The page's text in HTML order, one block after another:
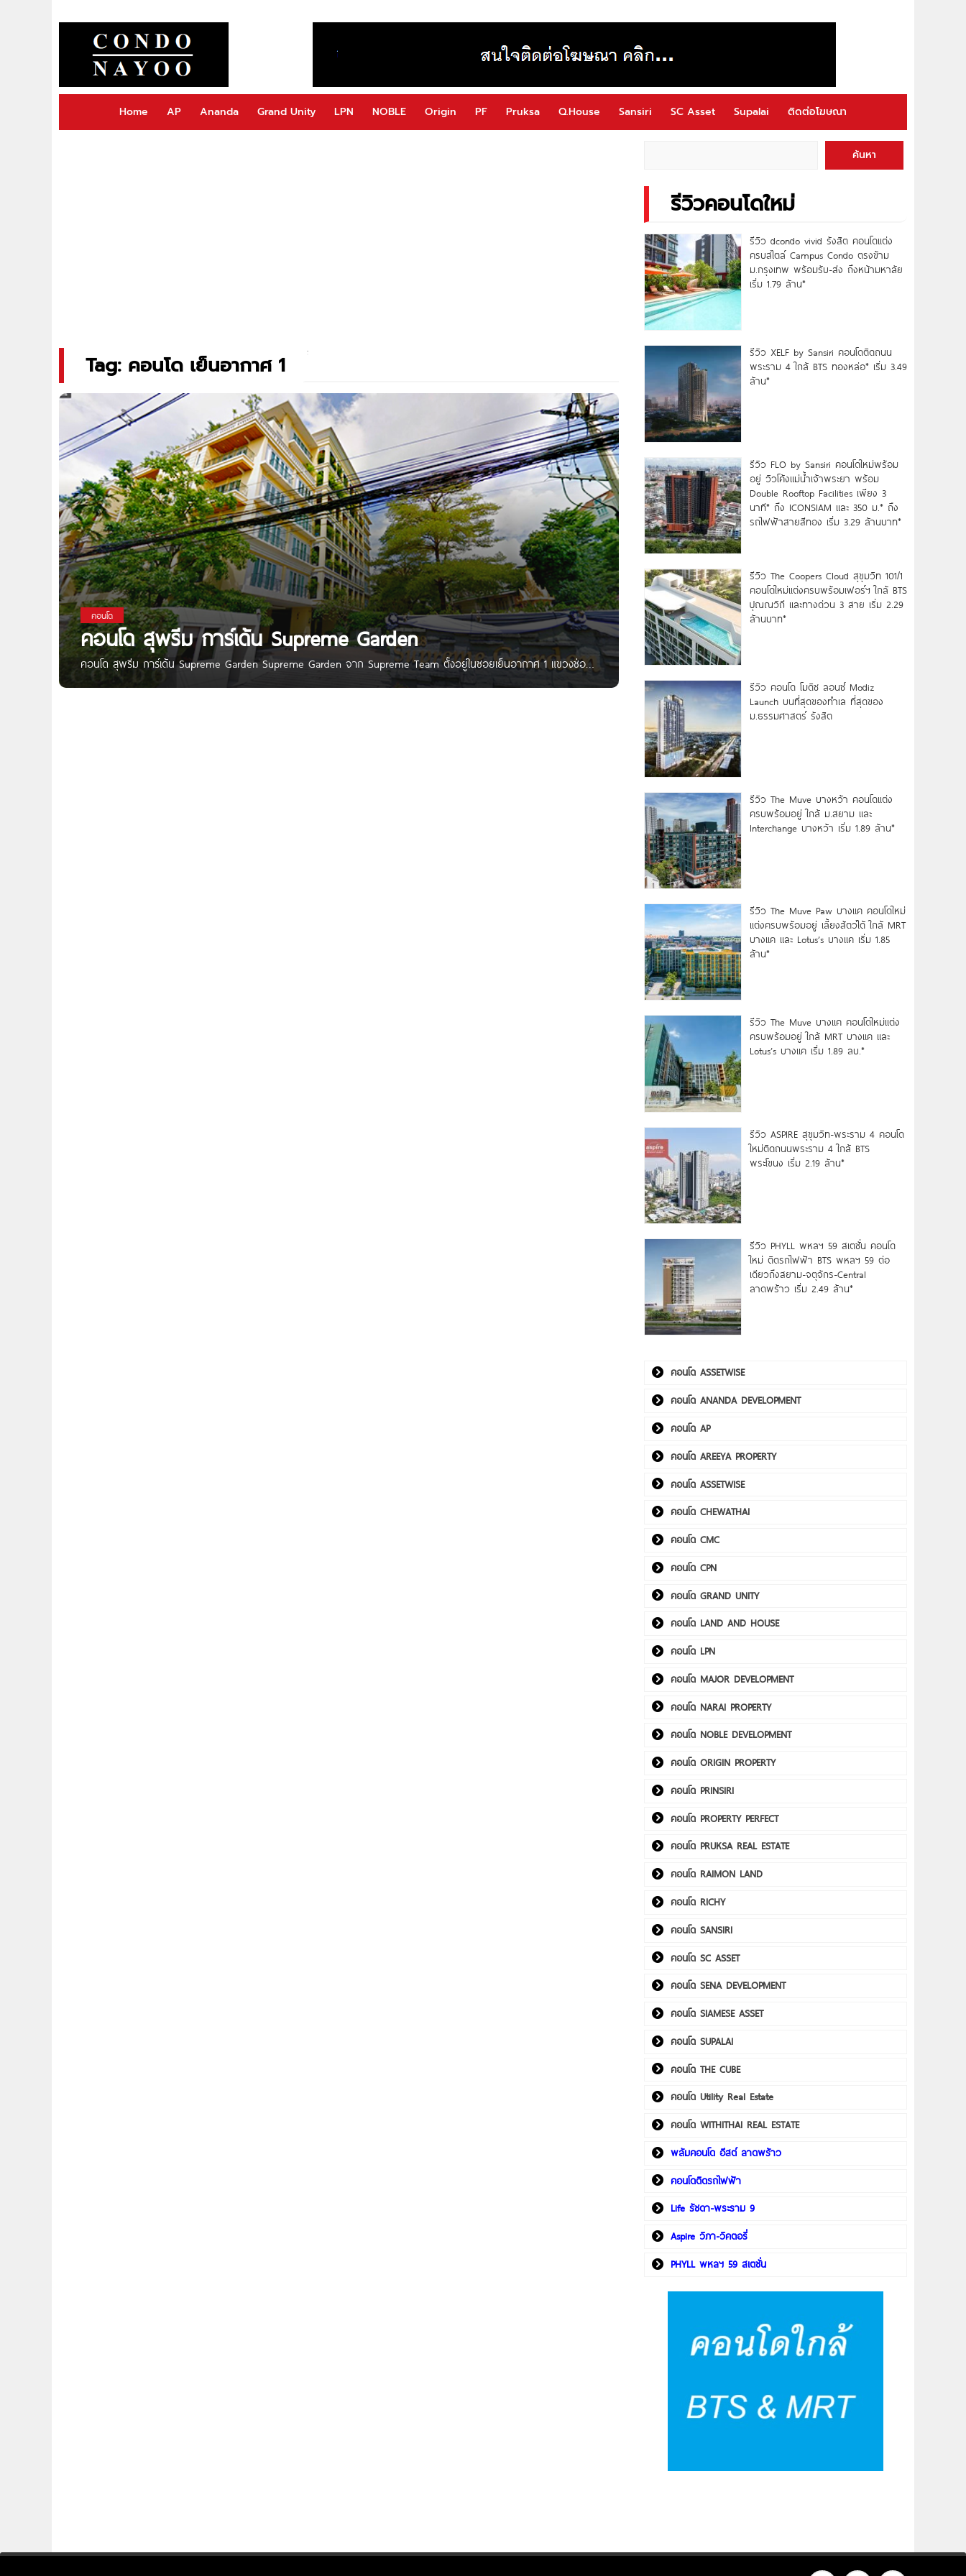
Home AP Ananda Grand Unity LPN NOBLE Origin PF Pruksa Q.House Sansiri SC Asset Supalai ติดต่อโฆษณา
Tag: คอนโด เย็นอากาศ 1
คอนโด
คอนโด สุพรีม การ์เด้น Supreme Garden
คอนโด สุพรีม การ์เด้น Supreme Garden Supreme Garden จาก Supreme Team ตั้งอยู่ในซอยเย็นอากาศ 1 แขวงช่อง
นนทรี เขตยานนาวา กทม. ใกล้เซ็นทรัล พระราม 3, เทสโก้ โลตัส พระราม 3, The Up พระราม 3, ม.เทคโนโลยีราชมงคล
ค้นหา
รีวิวคอนโดใหม่
รีวิว dcondo vivid รังสิต คอนโดแต่ง
ครบสไตล์ Campus Condo ตรงข้าม
ม.กรุงเทพ พร้อมรับ-ส่ง ถึงหน้ามหาลัย
เริ่ม 1.79 ล้าน*
รีวิว XELF by Sansiri คอนโดติดถนน
พระราม 4 ใกล้ BTS ทองหล่อ* เริ่ม 3.49
ล้าน*
รีวิว FLO by Sansiri คอนโดใหม่พร้อม
อยู่ วิวโค้งแม่น้ำเจ้าพระยา พร้อม
Double Rooftop Facilities เพียง 3
นาที* ถึง ICONSIAM และ 350 ม.* ถึง
รถไฟฟ้าสายสีทอง เริ่ม 3.29 ล้านบาท*
รีวิว The Coopers Cloud สุขุมวิท 101/1
คอนโดใหม่แต่งครบพร้อมเฟอร์ฯ ใกล้ BTS
ปุณณวิถี และทางด่วน 3 สาย เริ่ม 2.29
ล้านบาท*
รีวิว คอนโด โมดิซ ลอนซ์ Modiz
Launch บนที่สุดของทำเล ที่สุดของ
ม.ธรรมศาสตร์ รังสิต
รีวิว The Muve บางหว้า คอนโดแต่ง
ครบพร้อมอยู่ ใกล้ ม.สยาม และ
Interchange บางหว้า เริ่ม 1.89 ล้าน*
รีวิว The Muve Paw บางแค คอนโดใหม่
แต่งครบพร้อมอยู่ เลี้ยงสัตว์ได้ ใกล้ MRT
บางแค และ Lotus’s บางแค เริ่ม 1.85
ล้าน*
รีวิว The Muve บางแค คอนโดใหม่แต่ง
ครบพร้อมอยู่ ใกล้ MRT บางแค และ
Lotus’s บางแค เริ่ม 1.89 ลบ.*
รีวิว ASPIRE สุขุมวิท-พระราม 4 คอนโด
ใหม่ติดถนนพระราม 4 ใกล้ BTS
พระโขนง เริ่ม 2.19 ล้าน*
รีวิว PHYLL พหลฯ 59 สเตชั่น คอนโด
ใหม่ ติดรถไฟฟ้า BTS พหลฯ 59 ต่อ
เดียวถึงสยาม-จตุจักร-Central
ลาดพร้าว เริ่ม 2.49 ล้าน*
คอนโด ASSETWISE
คอนโด ANANDA DEVELOPMENT
คอนโด AP
คอนโด AREEYA PROPERTY
คอนโด ASSETWISE
คอนโด CHEWATHAI
คอนโด CMC
คอนโด CPN
คอนโด GRAND UNITY
คอนโด LAND AND HOUSE
คอนโด LPN
คอนโด MAJOR DEVELOPMENT
คอนโด NARAI PROPERTY
คอนโด NOBLE DEVELOPMENT
คอนโด ORIGIN PROPERTY
คอนโด PRINSIRI
คอนโด PROPERTY PERFECT
คอนโด PRUKSA REAL ESTATE
คอนโด RAIMON LAND
คอนโด RICHY
คอนโด SANSIRI
คอนโด SC ASSET
คอนโด SENA DEVELOPMENT
คอนโด SIAMESE ASSET
คอนโด SUPALAI
คอนโด THE CUBE
คอนโด Utility Real Estate
คอนโด WITHITHAI REAL ESTATE
พลัมคอนโด อีสต์ ลาดพร้าว
คอนโดติดรถไฟฟ้า
Life รัชดา-พระราม 9
Aspire วิภา-วิคตอรี่
PHYLL พหลฯ 59 สเตชั่น